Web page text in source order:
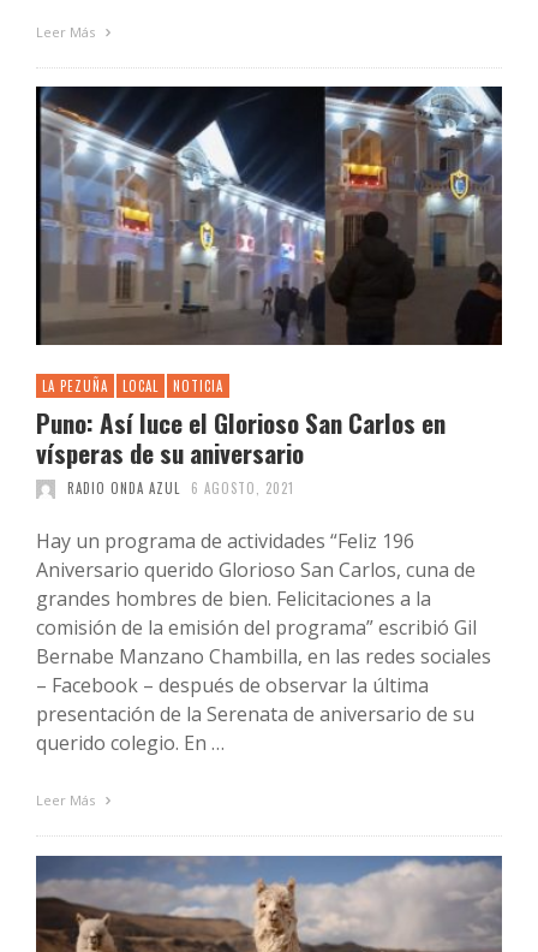
Leer Más
LA PEZUÑA LOCAL NOTICIA
Puno: Así luce el Glorioso San Carlos en
vísperas de su aniversario
RADIO ONDA AZUL 6 AGOSTO, 2021
Hay un programa de actividades “Feliz 196
Aniversario querido Glorioso San Carlos, cuna de
grandes hombres de bien. Felicitaciones a la
comisión de la emisión del programa” escribió Gil
Bernabe Manzano Chambilla, en las redes sociales
– Facebook – después de observar la última
presentación de la Serenata de aniversario de su
querido colegio. En …
Leer Más